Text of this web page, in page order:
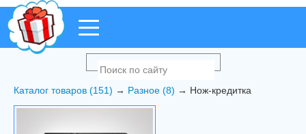
Каталог товаров (151) → Разное (8) → Нож-кредитка